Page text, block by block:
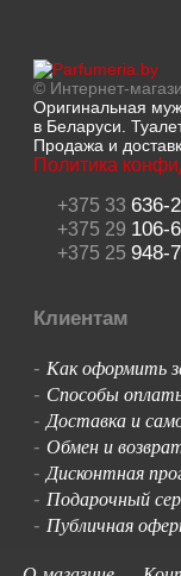
© Интернет-
Оригинальная
в Беларуси.
Продажа и
Политика
+375 33 636-
+375 29 106-
+375 25 948-
Клиентам
- Как оформить
- Способы
-Доставка и
- Обмен и
-Дисконтная
- Подарочный
- Публичная